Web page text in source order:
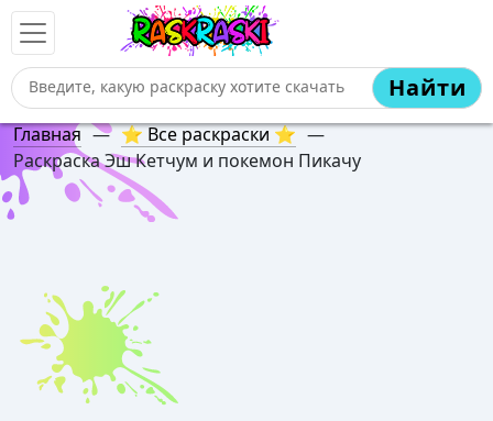
Найти
Главная — ⭐ Все раскраски ⭐ —
Раскраска Эш Кетчум и покемон Пикачу